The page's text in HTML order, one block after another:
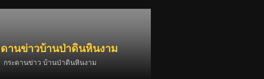
านข่าวบ้านป่าดินหินงาม
กระดานข่าว บ้านป่าดินหินงาม